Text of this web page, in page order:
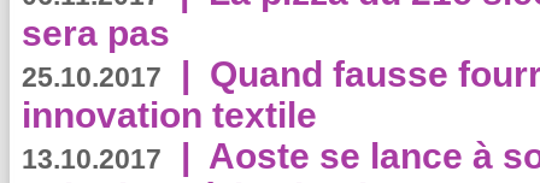
sera pas
25.10.2017 | Quand fausse
innovation textile
13.10.2017 | Aoste se lance à